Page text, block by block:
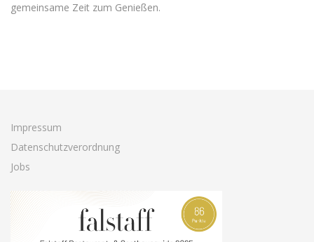
gemeinsame Zeit zum Genießen.
Impressum
Datenschutzverordnung
Jobs